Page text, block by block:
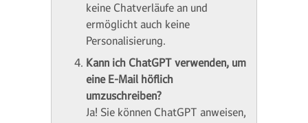
keine Chatverläufe an und
ermöglicht auch keine
Personalisierung.
Kann ich ChatGPT verwenden, um
eine E-Mail höflich
umzuschreiben?
Ja! Sie können ChatGPT anweisen,